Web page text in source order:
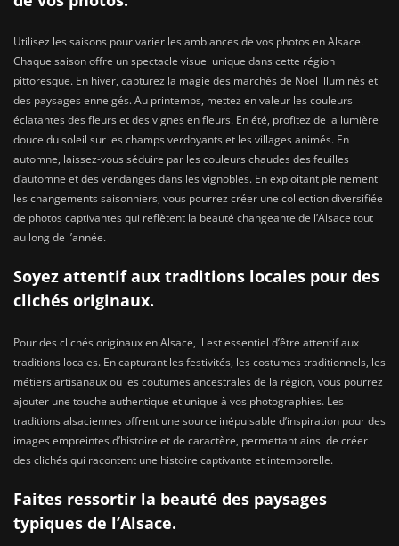
Utilisez les saisons pour varier les ambiances de vos photos en Alsace.
Chaque saison offre un spectacle visuel unique dans cette région
pittoresque. En hiver, capturez la magie des marchés de Noël illuminés et
des paysages enneigés. Au printemps, mettez en valeur les couleurs
éclatantes des fleurs et des vignes en fleurs. En été, profitez de la lumière
douce du soleil sur les champs verdoyants et les villages animés. En
automne, laissez-vous séduire par les couleurs chaudes des feuilles
d’automne et des vendanges dans les vignobles. En exploitant pleinement
les changements saisonniers, vous pourrez créer une collection diversifiée
de photos captivantes qui reflètent la beauté changeante de l’Alsace tout
au long de l’année.
Soyez attentif aux traditions locales pour des
clichés originaux.
Pour des clichés originaux en Alsace, il est essentiel d’être attentif aux
traditions locales. En capturant les festivités, les costumes traditionnels, les
métiers artisanaux ou les coutumes ancestrales de la région, vous pourrez
ajouter une touche authentique et unique à vos photographies. Les
traditions alsaciennes offrent une source inépuisable d’inspiration pour des
images empreintes d’histoire et de caractère, permettant ainsi de créer
des clichés qui racontent une histoire captivante et intemporelle.
Faites ressortir la beauté des paysages
typiques de l’Alsace.